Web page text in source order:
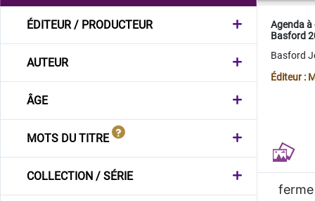
ÉDITEUR / PRODUCTEUR
AUTEUR
ÂGE
MOTS DU TITRE
COLLECTION / SÉRIE
Agenda
Basford
Basford
Éditeur :
ferme